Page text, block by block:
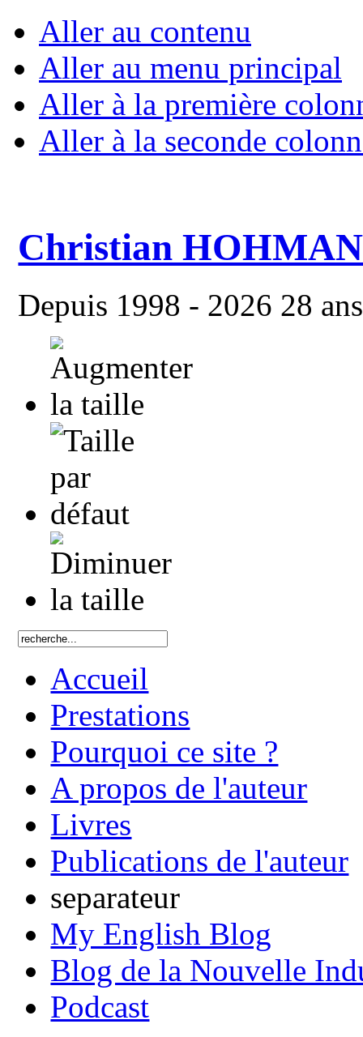
Aller au contenu
Aller au menu principal
Aller à la première
Aller à la seconde
Christian
Depuis 1998 - 2026 28
Accueil
Prestations
Pourquoi ce site ?
A propos de l'auteur
Livres
Publications de l'auteur
separateur
My English Blog
Blog de la Nouvelle
Podcast